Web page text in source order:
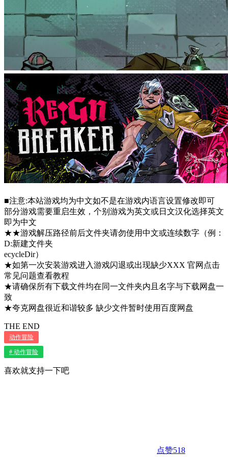
■注意:本站游戏均为中文如不是在游戏内语言设置修改即可
部分游戏需要重启生效，个别游戏为英文或日文汉化选择英文
即为中文
★★游戏解压路径前后文件夹请勿使用中文或连续数字（例：
D:新建文件夹
ecycleDir）
★如第一次安装游戏进入游戏闪退或出现缺少XXX 官网点击
常见问题查看教程
★请确保所有下载文件均在同一文件夹内且名字与下载网盘一
致
★夸克网盘很近和谐较多 缺少文件暂时使用百度网盘
THE END
动作冒险
# 动作冒险
喜欢就支持一下吧
点赞518